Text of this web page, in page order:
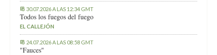
30.07.2026 A LAS 12:34 GMT
Todos los fuegos del fuego
EL CALLEJÓN
24.07.2026 A LAS 08:58 GMT
"Fauces"